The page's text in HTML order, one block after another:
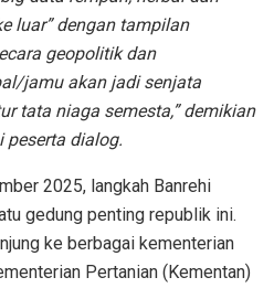
luar” dengan tampilan
geopolitik dan
jamu akan jadi senjata
tata niaga semesta,” demikian
peserta dialog.
2025, langkah Banrehi
gedung penting republik ini.
ke berbagai kementerian
Pertanian (Kementan)